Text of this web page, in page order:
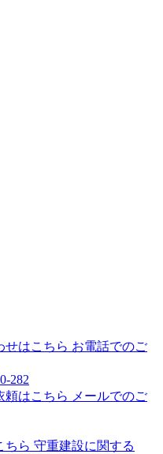
お電話でのご
メールでのご
守重建設に関する